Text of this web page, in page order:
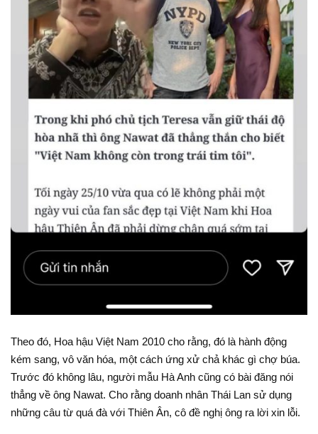
Theo đó, Hoa hậu Việt Nam 2010 cho rằng, đó là hành động
kém sang, vô văn hóa, một cách ứng xử chả khác gì chợ búa.
Trước đó không lâu, người mẫu Hà Anh cũng có bài đăng nói
thẳng về ông Nawat. Cho rằng doanh nhân Thái Lan sử dụng
những câu từ quá đà với Thiên Ân, cô đề nghị ông ra lời xin lỗi.